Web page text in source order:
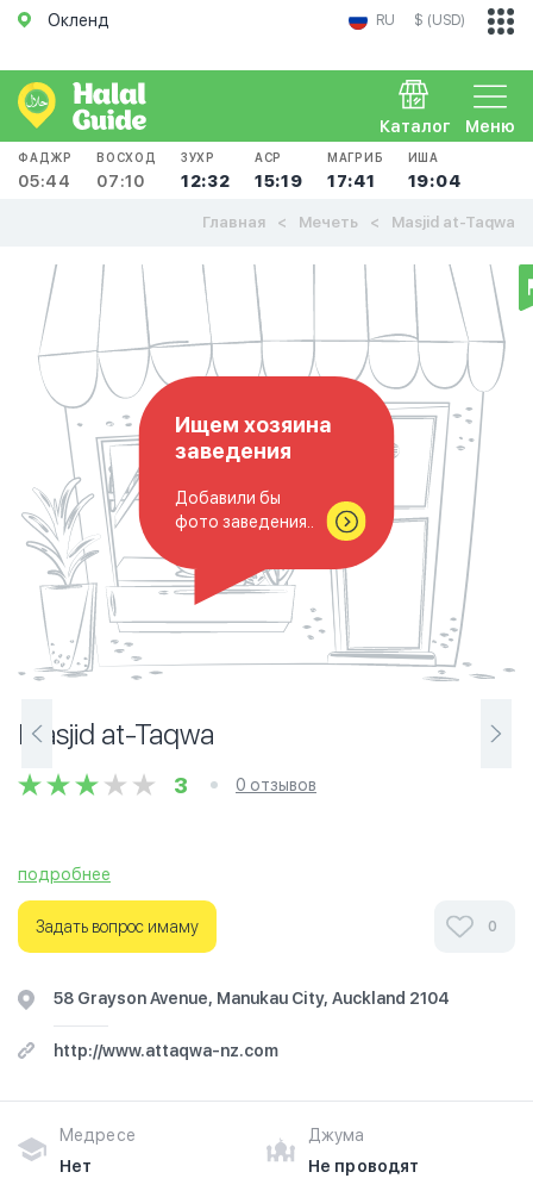
Окленд RU $ (USD)
Меню
Каталог
ФАДЖР
05:44
ВОСХОД
07:10
ЗУХР
12:32
АСР
15:19
МАГРИБ
17:41
ИША
19:04
Главная Мечеть Masjid at-Taqwa
Ищем хозяина
заведения
Добавили бы
фото заведения..
Masjid at-Taqwa
3 0 отзывов
Ознакомьтесь с отзывами посетителей Masjid at-
Taqwa в г.Окленд на фотографиях и узнайте о часах
работы. Ваше духовное путешествие начинается
подробнее
Задать вопрос имаму 0
58 Grayson Avenue, Manukau City, Auckland 2104
http://www.attaqwa-nz.com
Медресе
Нет
Джума
Не проводят